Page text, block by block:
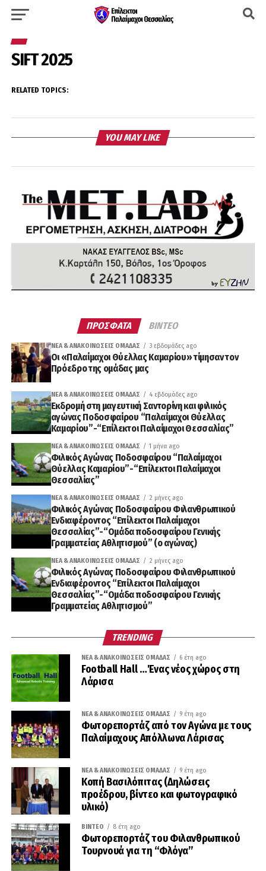
SIFT 2025
RELATED TOPICS:
YOU MAY LIKE
ΠΡΟΣΦΑΤΑ ΒΙΝΤΕΟ
ΝΈΑ & ΑΝΑΚΟΙΝΏΣΕΙΣ ΟΜΆΔΑΣ 3 εβδομάδες ago
Οι «Παλαίμαχοι Θύελλας Καμαρίου» τίμησαν τον
Πρόεδρο της ομάδας μας
ΝΈΑ & ΑΝΑΚΟΙΝΏΣΕΙΣ ΟΜΆΔΑΣ 4 εβδομάδες ago
Εκδρομή στη μαγευτική Σαντορίνη και φιλικός
αγώνας Ποδοσφαίρου “Παλαίμαχοι Θύελλας
Καμαρίου”-“Επίλεκτοι Παλαίμαχοι Θεσσαλίας”
ΝΈΑ & ΑΝΑΚΟΙΝΏΣΕΙΣ ΟΜΆΔΑΣ 1 μήνα ago
Φιλικός Αγώνας Ποδοσφαίρου “Παλαίμαχοι
Θύελλας Καμαρίου”-“Επίλεκτοι Παλαίμαχοι
Θεσσαλίας”
ΝΈΑ & ΑΝΑΚΟΙΝΏΣΕΙΣ ΟΜΆΔΑΣ 2 μήνες ago
Φιλικός Αγώνας Ποδοσφαίρου Φιλανθρωπικού
Ενδιαφέροντος “Επίλεκτοι Παλαίμαχοι
Θεσσαλίας”-“Ομάδα ποδοσφαίρου Γενικής
Γραμματείας Αθλητισμού” (ο αγώνας)
ΝΈΑ & ΑΝΑΚΟΙΝΏΣΕΙΣ ΟΜΆΔΑΣ 2 μήνες ago
Φιλικός Αγώνας Ποδοσφαίρου Φιλανθρωπικού
Ενδιαφέροντος “Επίλεκτοι Παλαίμαχοι
Θεσσαλίας”-“Ομάδα ποδοσφαίρου Γενικής
Γραμματείας Αθλητισμού”
TRENDING
ΝΈΑ & ΑΝΑΚΟΙΝΏΣΕΙΣ ΟΜΆΔΑΣ 6 έτη ago
Football Hall …Ένας νέος χώρος στη
Λάρισα
ΝΈΑ & ΑΝΑΚΟΙΝΏΣΕΙΣ ΟΜΆΔΑΣ 9 έτη ago
Φωτορεπορτάζ από τον Αγώνα με τους
Παλαίμαχους Απόλλωνα Λάρισας
ΝΈΑ & ΑΝΑΚΟΙΝΏΣΕΙΣ ΟΜΆΔΑΣ 9 έτη ago
Κοπή Βασιλόπιτας (Δηλώσεις
προέδρου, βίντεο και φωτογραφικό
υλικό)
ΒΊΝΤΕΟ 8 έτη ago
Φωτορεπορτάζ του Φιλανθρωπικού
Τουρνουά για τη “Φλόγα”